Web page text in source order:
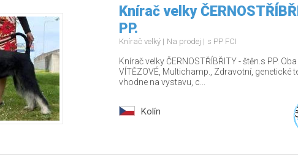
Knírač velky
PP.
Knírač velký Na prodej s PP FCI
Knírač velky ČERNOSTŘÍBŘITY - štěn.s PP.
VÍTĚZOVÉ, Multichamp., Zdravotní, genetické
vhodne na vystavu, c...
Kolín